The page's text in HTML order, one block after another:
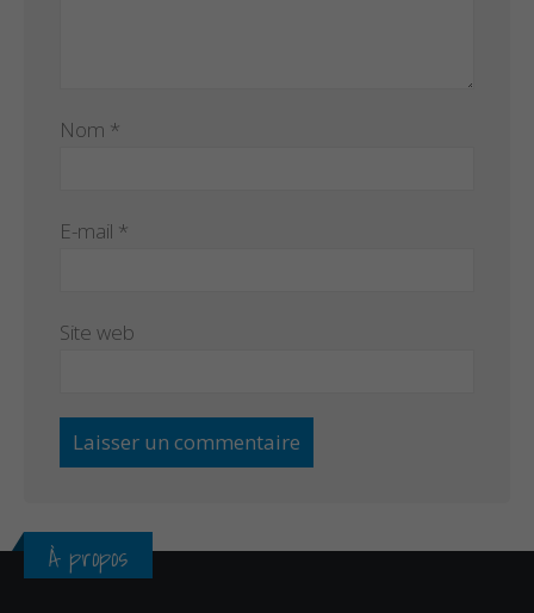
Nom *
E-mail *
Site web
À propos